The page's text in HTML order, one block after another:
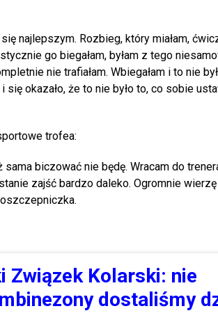
najlepszym. Rozbieg, który miałam,
go biegałam, byłam z tego
nie trafiałam. Wbiegałam i to nie
okazało, że to nie było to, co sobie
trofea:
biczować nie będę. Wracam do
zajść bardzo daleko. Ogromnie
Związek Kolarski: nie
dostaliśmy